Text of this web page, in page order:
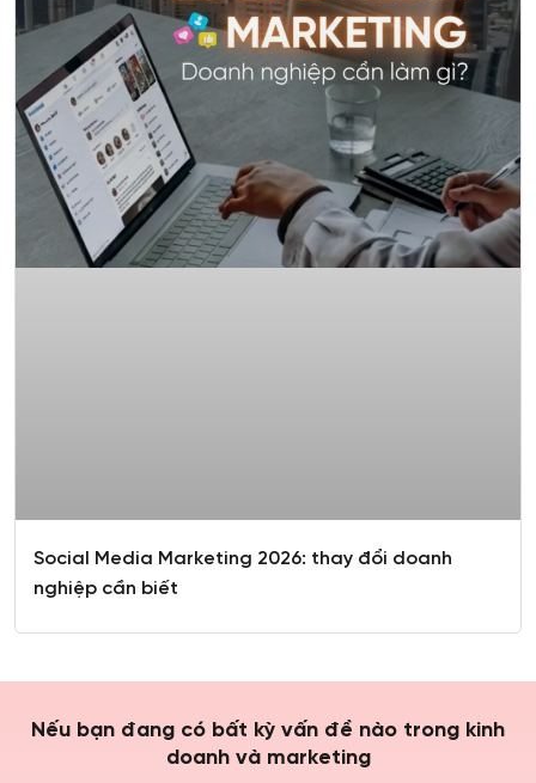
Social Media Marketing 2026: thay đổi doanh
nghiệp cần biết
Nếu bạn đang có bất kỳ vấn đề nào trong kinh
doanh và marketing